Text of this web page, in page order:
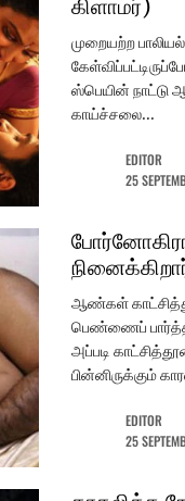
கிளாமர்)
முறையற்ற
ஸ்பெயின் நாட்டு
காய்ச்சலை...
EDITOR
25
ஆண்கள்
பெண்ணைப்
அப்படி
பின்னிருக்கும்
EDITOR
25